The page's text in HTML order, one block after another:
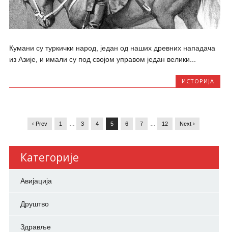
Кумани су туркички народ, један од наших древних нападача
из Азије, и имали су под својом управом један велики...
ИСТОРИЈА
‹ Prev 1 3 4 5 6 7 12 Next ›
Категорије
Авијација
Друштво
Здравље